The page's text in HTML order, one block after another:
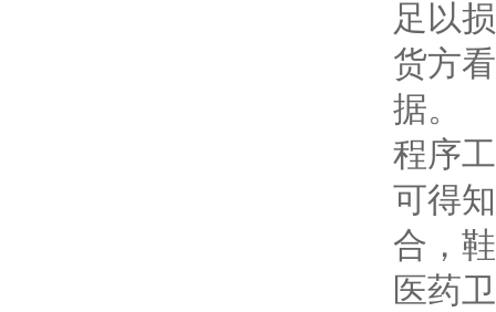
足以
货方
据。
程序
可得
合，
医药